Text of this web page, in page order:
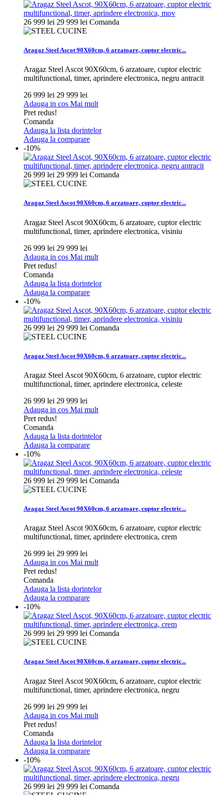
26 999 lei 29 999 lei Comanda
Aragaz Steel Ascot 90X60cm, 6 arzatoare, cuptor electric...
Aragaz Steel Ascot 90X60cm, 6 arzatoare, cuptor electric
multifunctional, timer, aprindere electronica, negru antracit
26 999 lei 29 999 lei
Adauga in cos Mai mult
Pret redus!
Comanda
Adauga la lista dorintelor
Adauga la comparare
-10%
26 999 lei 29 999 lei Comanda
Aragaz Steel Ascot 90X60cm, 6 arzatoare, cuptor electric...
Aragaz Steel Ascot 90X60cm, 6 arzatoare, cuptor electric
multifunctional, timer, aprindere electronica, visiniu
26 999 lei 29 999 lei
Adauga in cos Mai mult
Pret redus!
Comanda
Adauga la lista dorintelor
Adauga la comparare
-10%
26 999 lei 29 999 lei Comanda
Aragaz Steel Ascot 90X60cm, 6 arzatoare, cuptor electric...
Aragaz Steel Ascot 90X60cm, 6 arzatoare, cuptor electric
multifunctional, timer, aprindere electronica, celeste
26 999 lei 29 999 lei
Adauga in cos Mai mult
Pret redus!
Comanda
Adauga la lista dorintelor
Adauga la comparare
-10%
26 999 lei 29 999 lei Comanda
Aragaz Steel Ascot 90X60cm, 6 arzatoare, cuptor electric...
Aragaz Steel Ascot 90X60cm, 6 arzatoare, cuptor electric
multifunctional, timer, aprindere electronica, crem
26 999 lei 29 999 lei
Adauga in cos Mai mult
Pret redus!
Comanda
Adauga la lista dorintelor
Adauga la comparare
-10%
26 999 lei 29 999 lei Comanda
Aragaz Steel Ascot 90X60cm, 6 arzatoare, cuptor electric...
Aragaz Steel Ascot 90X60cm, 6 arzatoare, cuptor electric
multifunctional, timer, aprindere electronica, negru
26 999 lei 29 999 lei
Adauga in cos Mai mult
Pret redus!
Comanda
Adauga la lista dorintelor
Adauga la comparare
-10%
26 999 lei 29 999 lei Comanda